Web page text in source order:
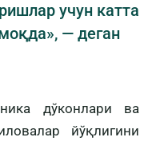
учун катта
— деган
дўконлари ва
йўқлигини